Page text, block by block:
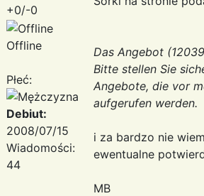
+0/-0
Offline
Płeć:
Debiut:
2008/07/15
Wiadomości:
44
Das Angebot
Bitte stellen Sie
Angebote, die vor
aufgerufen werden.
i za bardzo nie
ewentualne
MB